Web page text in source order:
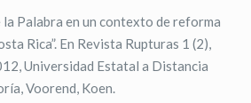
la Palabra en un contexto de reforma
Rica”. En Revista Rupturas 1 (2),
Universidad Estatal a Distancia
Voorend, Koen.